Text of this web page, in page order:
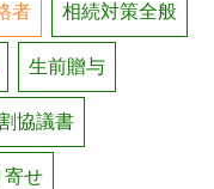
者 相続対策全般
生前贈与
協議書
寄せ